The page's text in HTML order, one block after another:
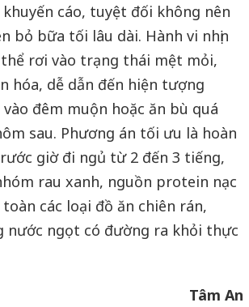
cáo, tuyệt đối không nên
bỏ bữa tối lâu dài. Hành vi nhịn
rơi vào trạng thái mệt mỏi,
hóa, dễ dẫn đến hiện tượng
đêm muộn hoặc ăn bù quá
sau. Phương án tối ưu là hoàn
giờ đi ngủ từ 2 đến 3 tiếng,
rau xanh, nguồn protein nạc
các loại đồ ăn chiên rán,
nước ngọt có đường ra khỏi thực
Tâm An